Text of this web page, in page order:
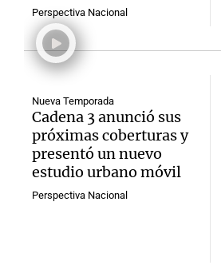
Perspectiva Nacional
Nueva Temporada
Cadena 3 anunció sus
próximas coberturas y
presentó un nuevo
estudio urbano móvil
Perspectiva Nacional